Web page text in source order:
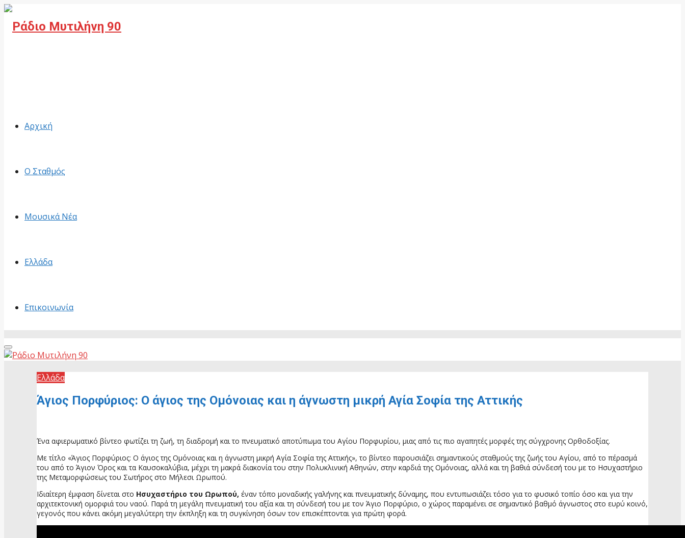
Αρχική
Ο Σταθμός
Μουσικά Νέα
Ελλάδα
Επικοινωνία
Primary
Menu
Ελλάδα
Άγιος Πορφύριος: Ο άγιος της Ομόνοιας και η άγνωστη μικρή Αγία Σοφία της Αττικής
Ένα αφιερωματικό βίντεο φωτίζει τη ζωή, τη διαδρομή και το πνευματικό αποτύπωμα του Αγίου Πορφυρίου, μιας από τις πιο αγαπητές μορφές της σύγχρονης Ορθοδοξίας.
Με τίτλο «Άγιος Πορφύριος: Ο άγιος της Ομόνοιας και η άγνωστη μικρή Αγία Σοφία της Αττικής», το βίντεο παρουσιάζει σημαντικούς σταθμούς της ζωής του Αγίου, από το πέρασμά
του από το Άγιον Όρος και τα Καυσοκαλύβια, μέχρι τη μακρά διακονία του στην Πολυκλινική Αθηνών, στην καρδιά της Ομόνοιας, αλλά και τη βαθιά σύνδεσή του με το Ησυχαστήριο
της Μεταμορφώσεως του Σωτήρος στο Μήλεσι Ωρωπού.
Iδιαίτερη έμφαση δίνεται στο Ησυχαστήριο του Ωρωπού, έναν τόπο μοναδικής γαλήνης και πνευματικής δύναμης, που εντυπωσιάζει τόσο για το φυσικό τοπίο όσο και για την
αρχιτεκτονική ομορφιά του ναού. Παρά τη μεγάλη πνευματική του αξία και τη σύνδεσή του με τον Άγιο Πορφύριο, ο χώρος παραμένει σε σημαντικό βαθμό άγνωστος στο ευρύ κοινό,
γεγονός που κάνει ακόμη μεγαλύτερη την έκπληξη και τη συγκίνηση όσων τον επισκέπτονται για πρώτη φορά.